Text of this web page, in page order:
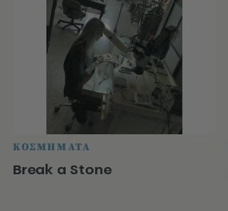
ΚΟΣΜΗΜΑΤΑ
Break a Stone